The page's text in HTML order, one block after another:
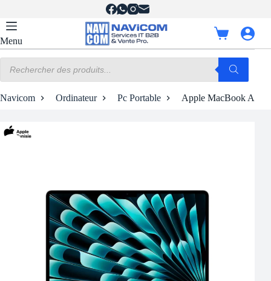
contenu
Menu
Panier
d’achat
produits
Navicom Ordinateur Pc Portable Apple MacBook Air